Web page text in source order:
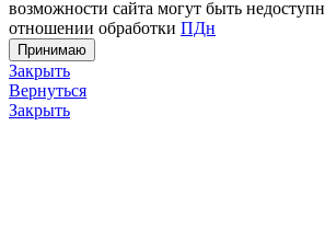
возможности сайта могут быть
отношении обработки ПДн
Принимаю
Закрыть
Вернуться
Закрыть